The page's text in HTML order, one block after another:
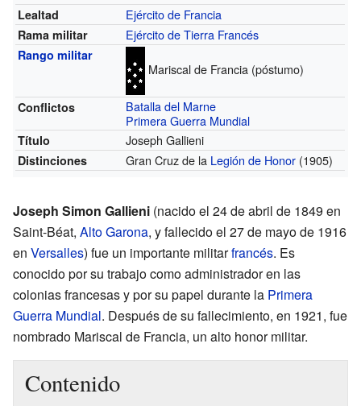
Lealtad Ejército de Francia
Rama militar Ejército de Tierra Francés
Rango militar
Mariscal de Francia (póstumo)
Conflictos
Batalla del Marne
Primera Guerra Mundial
Título Joseph Gallieni
Distinciones Gran Cruz de la Legión de Honor (1905)
Joseph Simon Gallieni (nacido el 24 de abril de 1849 en
Saint-Béat, Alto Garona, y fallecido el 27 de mayo de 1916
en Versalles) fue un importante militarfrancés. Es
conocido por su trabajo como administrador en las
colonias francesas y por su papel durante la Primera
Guerra Mundial. Después de su fallecimiento, en 1921, fue
nombrado Mariscal de Francia, un alto honor militar.
Contenido